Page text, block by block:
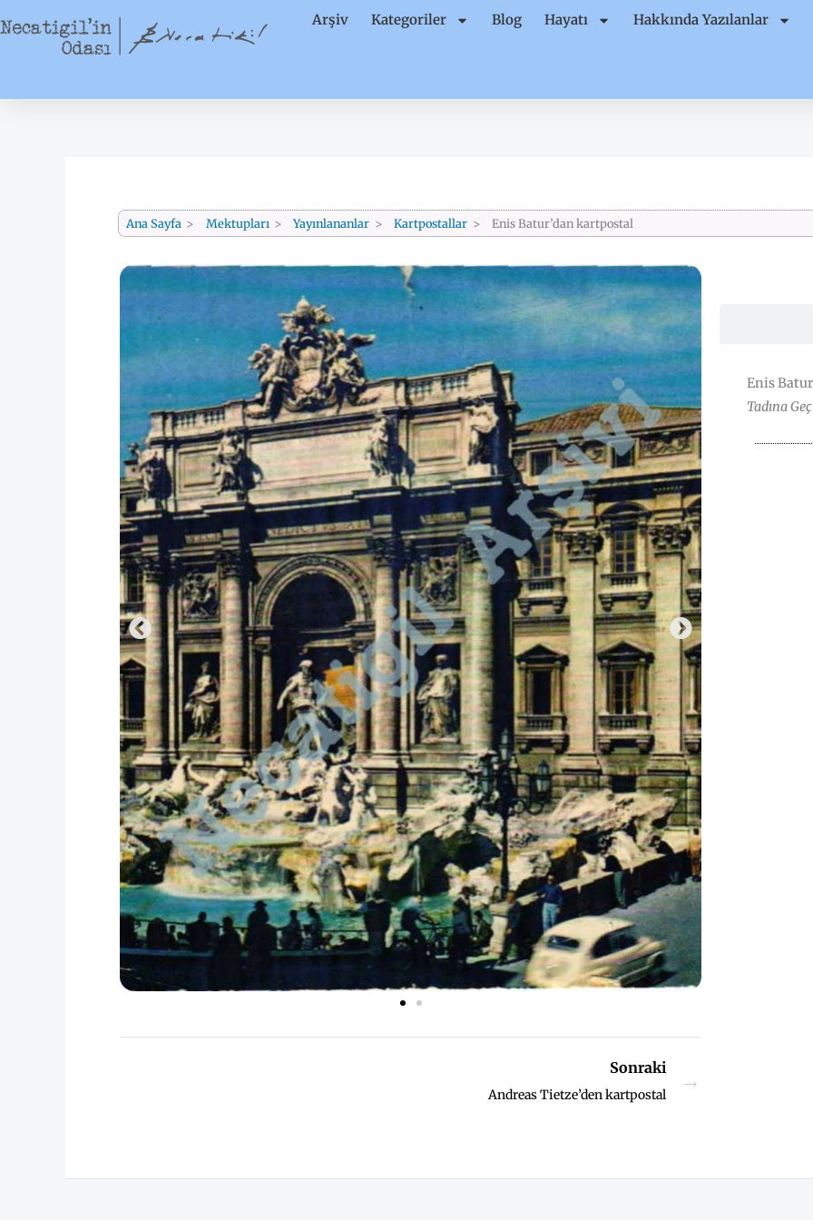
atla
Arşiv Kategoriler Blog Hayatı Hakkında Yazılanlar
Ana Sayfa Mektupları Yayınlananlar Kartpostallar Enis Batur’dan kartpostal
Sonraki
Andreas Tietze’den kartpostal
→
Enis
Tadına